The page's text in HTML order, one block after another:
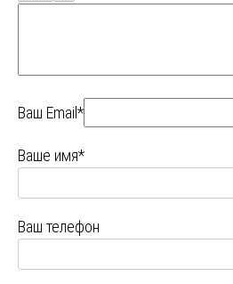
Ваш Email*
Ваше имя*
Ваш телефон